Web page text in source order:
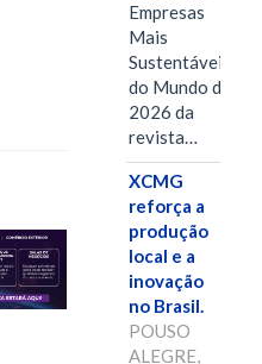
Empresas
Mais
Sustentáveis
do Mundo de
2026 da
revista…
XCMG
reforça a
produção
local e a
inovação
no Brasil.
POUSO
ALEGRE,